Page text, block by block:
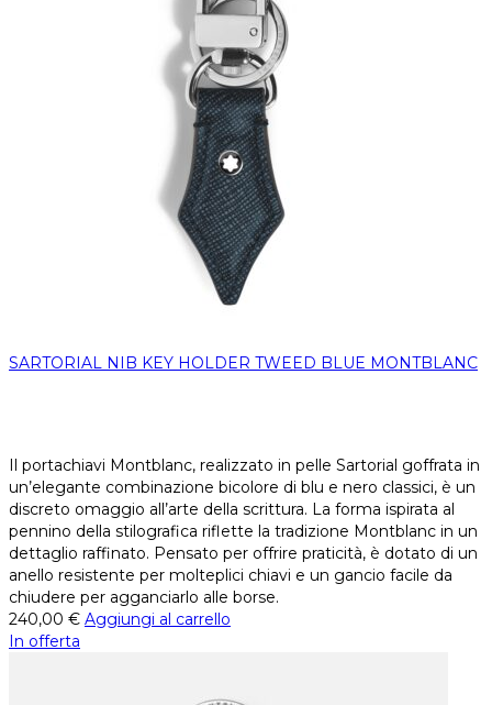
SARTORIAL NIB KEY HOLDER TWEED BLUE MONTBLANC
Il portachiavi Montblanc, realizzato in pelle Sartorial goffrata in
un’elegante combinazione bicolore di blu e nero classici, è un
discreto omaggio all’arte della scrittura. La forma ispirata al
pennino della stilografica riflette la tradizione Montblanc in un
dettaglio raffinato. Pensato per offrire praticità, è dotato di un
anello resistente per molteplici chiavi e un gancio facile da
chiudere per agganciarlo alle borse.
240,00 € Aggiungi al carrello
In offerta